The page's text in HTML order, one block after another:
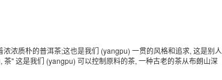
浓质朴的普洱茶;这也是我们 (yangpu) 一贯的风格和追求, 这是别人
" 这是我们 (yangpu) 可以控制原料的茶, 一种古老的茶从布朗山深